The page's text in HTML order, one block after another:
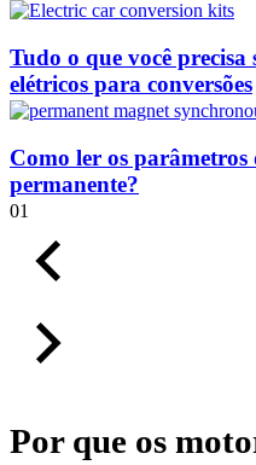
Tudo o que você
elétricos para conversões
Como ler os
permanente?
01
Por que os